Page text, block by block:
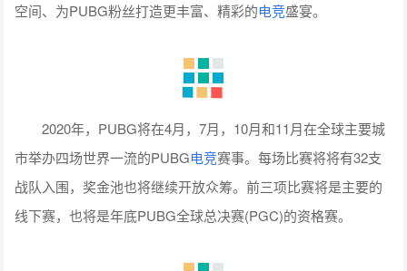
空间、为PUBG粉丝打造更丰富、精彩的电竞盛宴。
2020年，PUBG将在4月，7月，10月和11月在全球主要城
市举办四场世界一流的PUBG电竞赛事。每场比赛将将有32支
战队入围，奖金池也将继续开放众筹。前三项比赛将是主要的
线下赛，也将是年底PUBG全球总决赛(PGC)的资格赛。